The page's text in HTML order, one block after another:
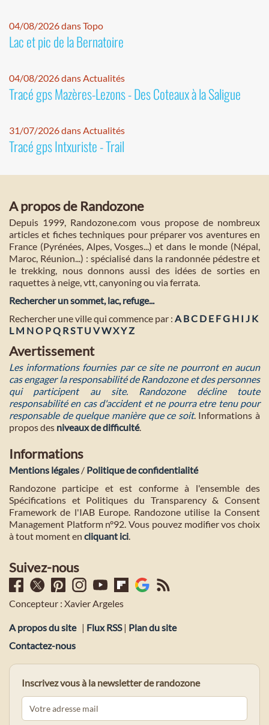
04/08/2026 dans Topo
Lac et pic de la Bernatoire
04/08/2026 dans Actualités
Tracé gps Mazères-Lezons - Des Coteaux à la Saligue
31/07/2026 dans Actualités
Tracé gps Intxuriste - Trail
A propos de Randozone
Depuis 1999, Randozone.com vous propose de nombreux
articles et fiches techniques pour préparer vos aventures en
France (Pyrénées, Alpes, Vosges...) et dans le monde (Népal,
Maroc, Réunion...) : spécialisé dans la randonnée pédestre et
le trekking, nous donnons aussi des idées de sorties en
raquettes à neige, vtt, canyoning ou via ferrata.
Rechercher un sommet, lac, refuge...
Rechercher une ville qui commence par : A BC D E FG H I J K
L M NO PQ RST U VWXYZ
Avertissement
Les informations fournies par ce site ne pourront en aucun
cas engager la responsabilité de Randozone et des personnes
qui participent au site. Randozone décline toute
responsabilité en cas d'accident et ne pourra etre tenu pour
responsable de quelque manière que ce soit. Informations à
propos des niveaux de difficulté.
Informations
Mentions légales / Politique de confidentialité
Randozone participe et est conforme à l'ensemble des
Spécifications et Politiques du Transparency & Consent
Framework de l'IAB Europe. Randozone utilise la Consent
Management Platform n°92. Vous pouvez modifier vos choix
à tout moment en cliquant ici.
Suivez-nous
Concepteur : Xavier Argeles
A propos du site | Flux RSS| Plan du site
Contactez-nous
Inscrivez vous à la newsletter de randozone